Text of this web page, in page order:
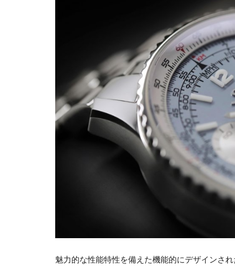
魅力的な性能特性を備えた機能的にデザインさ